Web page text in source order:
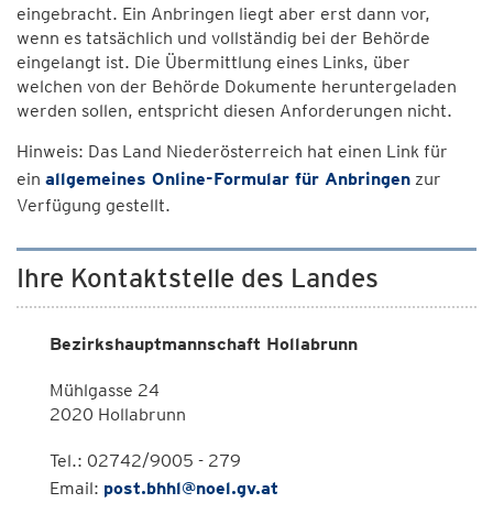
eingebracht. Ein Anbringen liegt aber erst dann vor,
wenn es tatsächlich und vollständig bei der Behörde
eingelangt ist. Die Übermittlung eines Links, über
welchen von der Behörde Dokumente heruntergeladen
werden sollen, entspricht diesen Anforderungen nicht.
Hinweis: Das Land Niederösterreich hat einen Link für
ein allgemeines Online-Formular für Anbringen zur
Verfügung gestellt.
Ihre Kontaktstelle des Landes
Bezirkshauptmannschaft Hollabrunn
Mühlgasse 24
2020 Hollabrunn
Tel.: 02742/9005 - 279
Email: post.bhhl@noel.gv.at